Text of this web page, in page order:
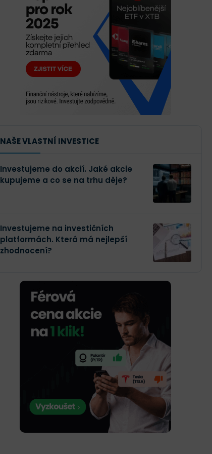
NAŠE VLASTNÍ INVESTICE
Investujeme do akcií. Jaké akcie
kupujeme a co se na trhu děje?
Investujeme na investičních
platformách. Která má nejlepší
zhodnocení?